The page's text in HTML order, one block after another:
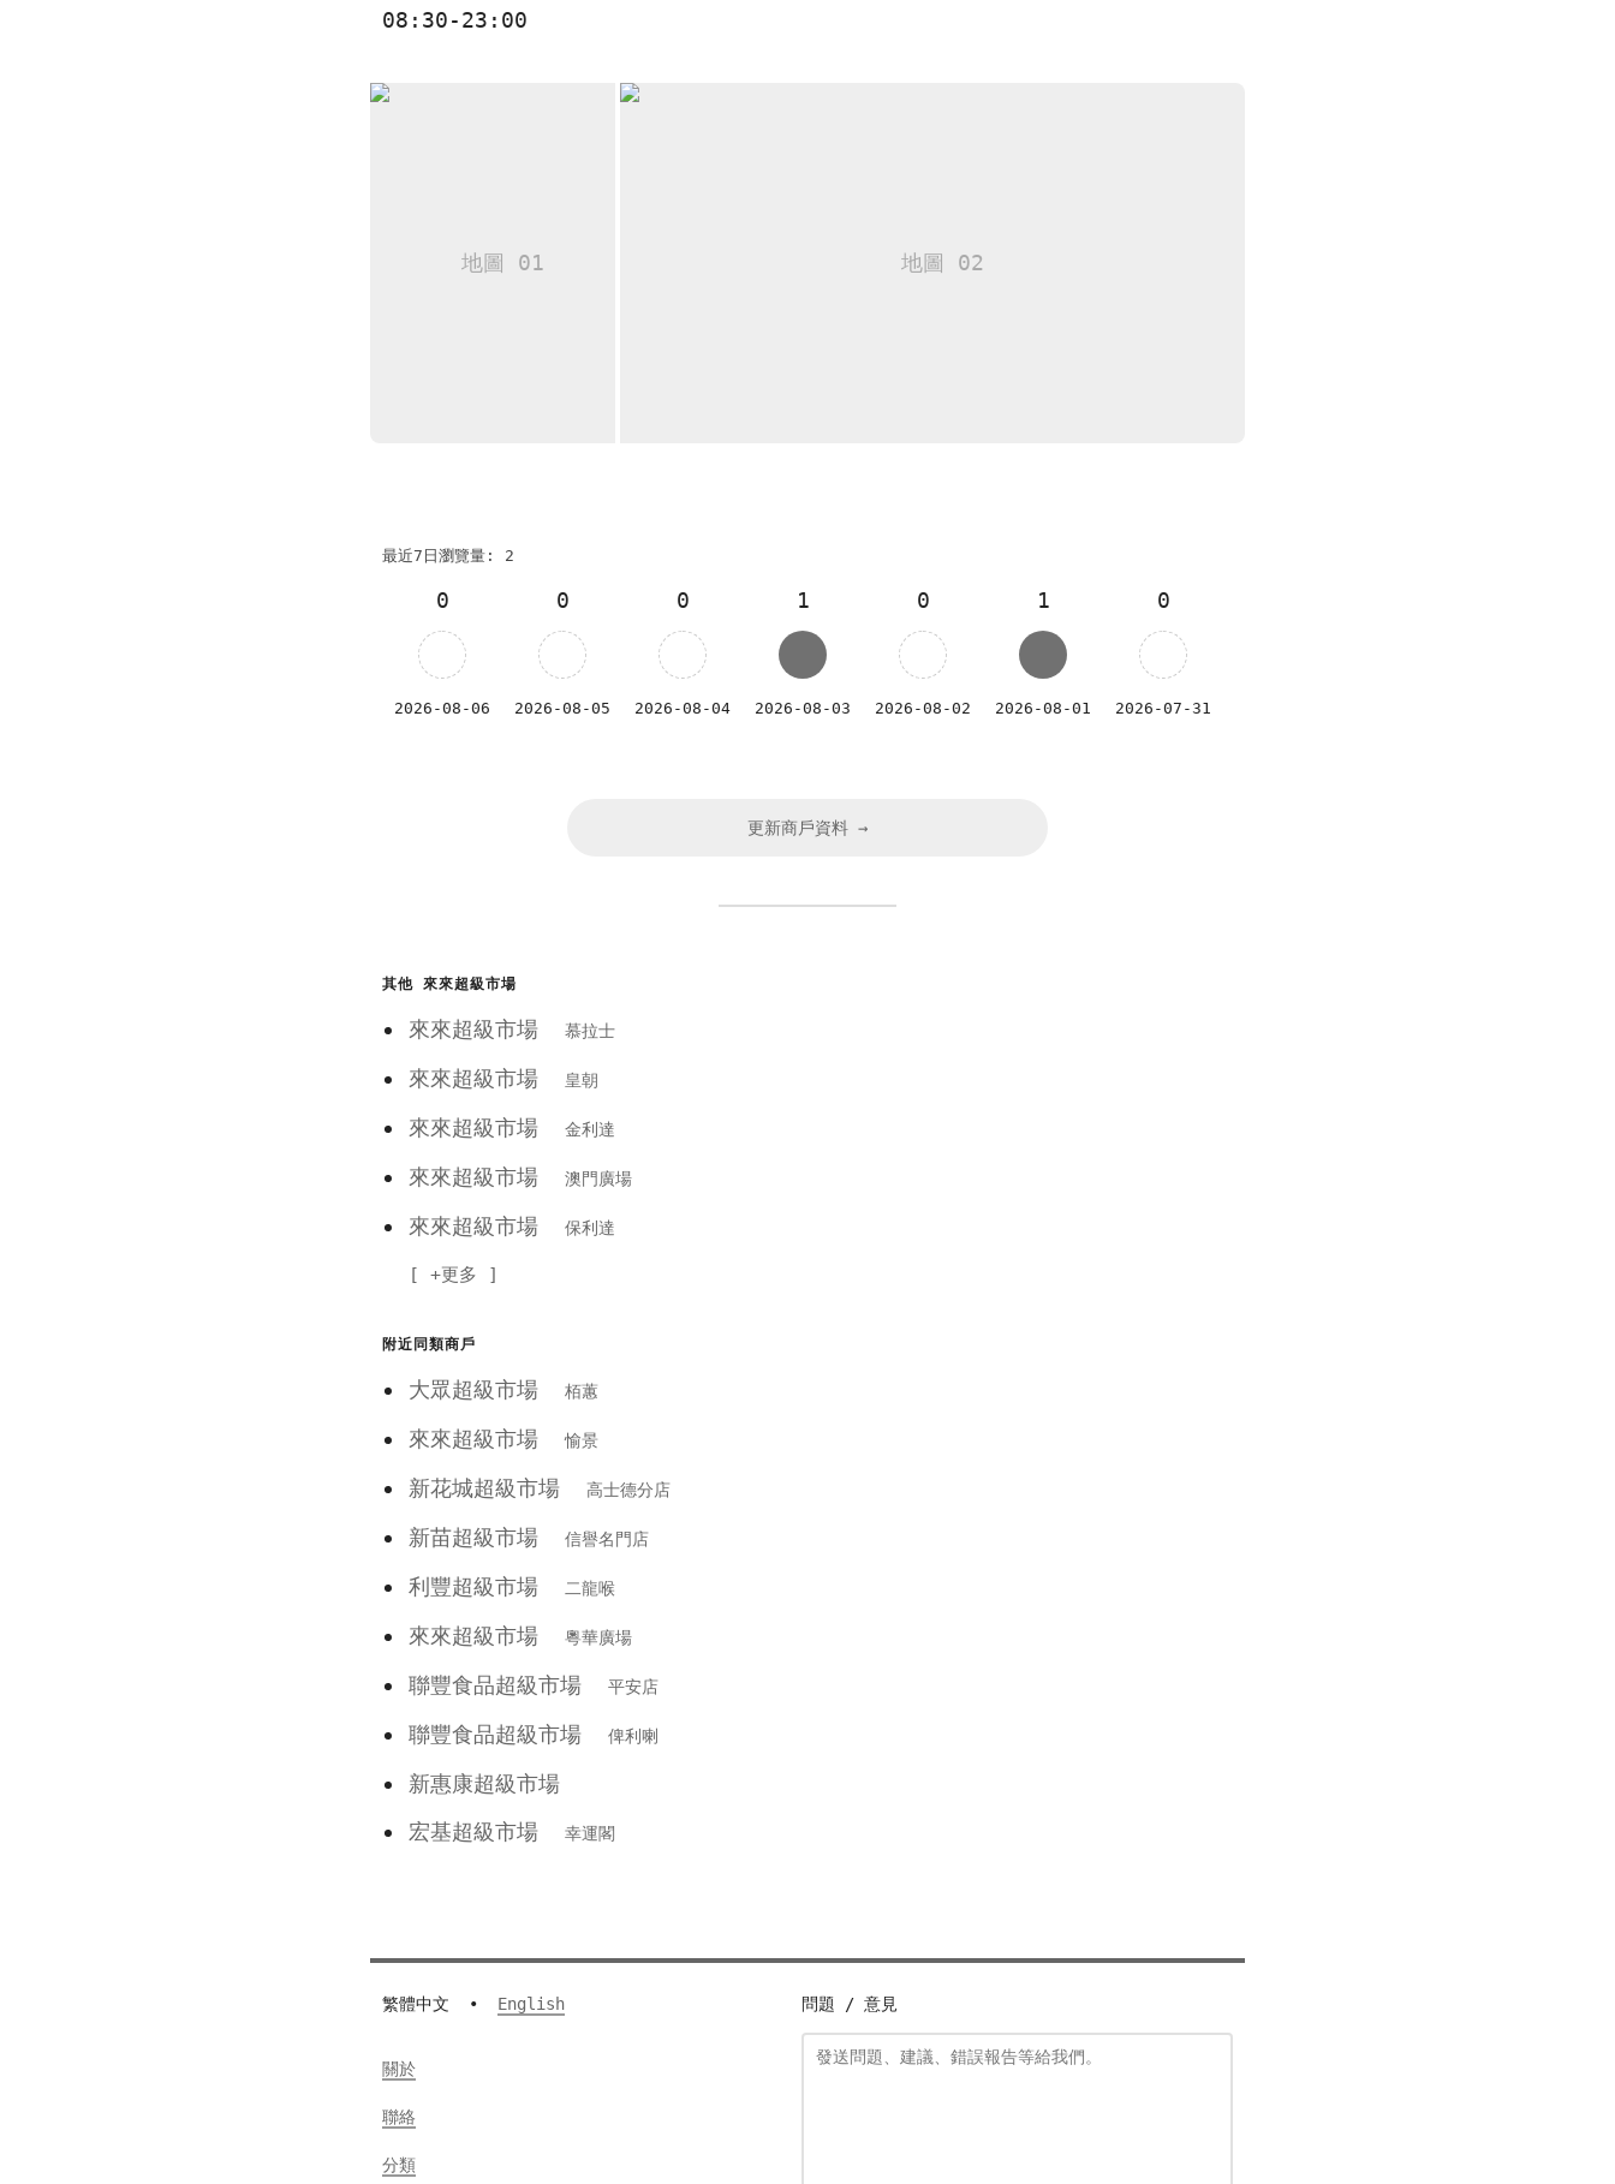
08:30-23:00
最近7日瀏覽量: 2
0
2026-08-06
0
2026-08-05
0
2026-08-04
1
2026-08-03
0
2026-08-02
1
2026-08-01
0
2026-07-31
更新商戶資料 →
其他 來來超級市場
來來超級市場 慕拉士
來來超級市場 皇朝
來來超級市場 金利達
來來超級市場 澳門廣場
來來超級市場 保利達
+更多
附近同類商戶
大眾超級市場 栢蕙
來來超級市場愉景
新花城超級市場 高士德分店
新苗超級市場 信譽名門店
利豐超級市場 二龍喉
來來超級市場 粵華廣場
聯豐食品超級市場 平安店
聯豐食品超級市場 俾利喇
新惠康超級市場
宏基超級市場
幸運閣
繁體中文 • English
關於
聯絡
分類
問題 / 意見